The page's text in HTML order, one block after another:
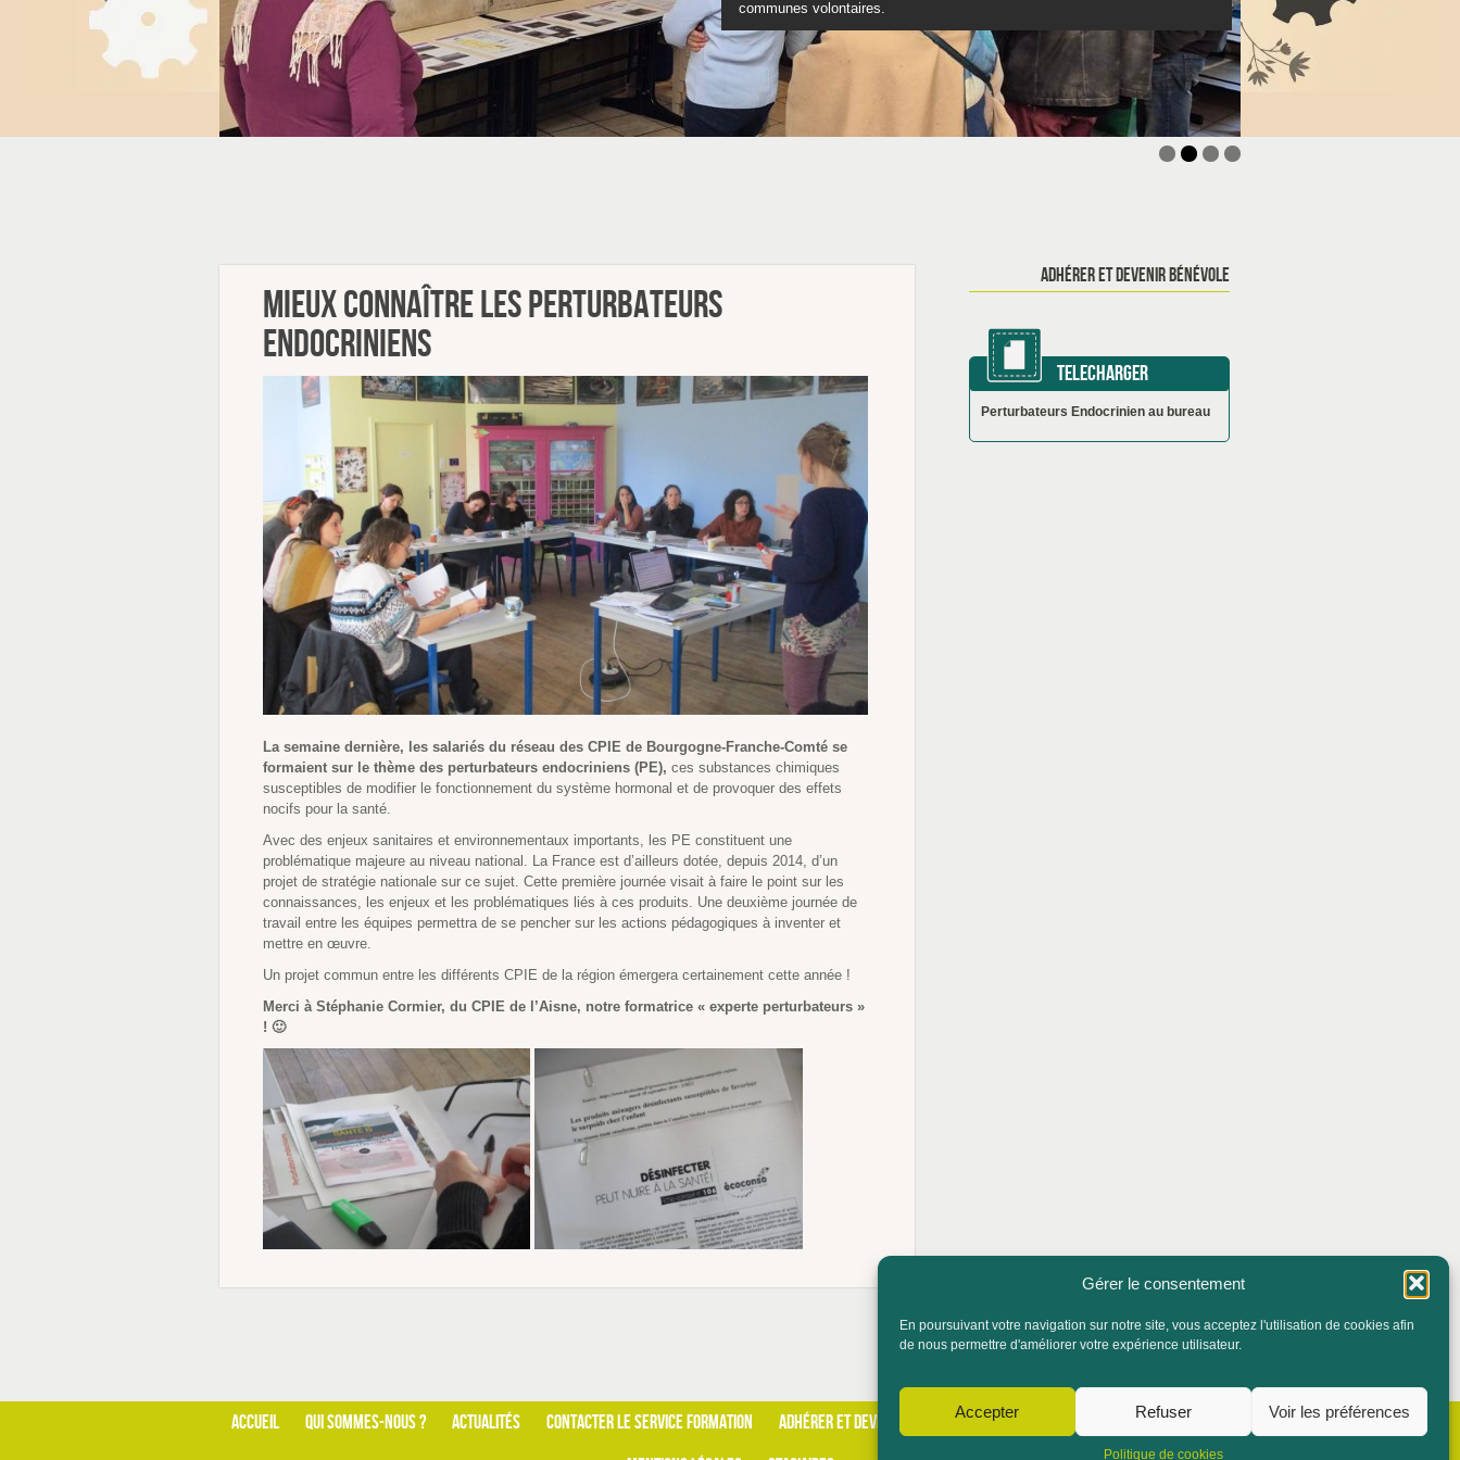
Gérer le consentement
En poursuivant votre navigation sur notre site, vous acceptez l'utilisation de cookies afin
de nous permettre d'améliorer votre expérience utilisateur.
Accepter Refuser Voir les préférences
Politique de cookies
Tu as entre 12 et 17 ans ? Rejoins le secteur ado à Sellières !
communes volontaires.
Découvrez nos programmes scolaires d'éducation à l'environnement !
Feuilletez le catalogue de formations 2026
Mieux connaître les perturbateurs
endocriniens
La semaine dernière, les salariés du réseau des CPIE de Bourgogne-Franche-Comté se
formaient sur le thème des perturbateurs endocriniens (PE), ces substances chimiques
susceptibles de modifier le fonctionnement du système hormonal et de provoquer des effets
nocifs pour la santé.
Avec des enjeux sanitaires et environnementaux importants, les PE constituent une
problématique majeure au niveau national. La France est d’ailleurs dotée, depuis 2014, d’un
projet de stratégie nationale sur ce sujet. Cette première journée visait à faire le point sur les
connaissances, les enjeux et les problématiques liés à ces produits. Une deuxième journée de
travail entre les équipes permettra de se pencher sur les actions pédagogiques à inventer et
mettre en œuvre.
Un projet commun entre les différents CPIE de la région émergera certainement cette année !
Merci à Stéphanie Cormier, du CPIE de l’Aisne, notre formatrice « experte perturbateurs »
! 🙂
ADHÉRER ET DEVENIR BÉNÉVOLE
TELECHARGER
Perturbateurs Endocrinien au bureau
ACCUEIL QUI SOMMES-NOUS ? ACTUALITÉS CONTACTER LE SERVICE FORMATION ADHÉRER ET DEVENIR BÉNÉVOLE NOUS CONTACTER
NOS PARTENAIRES